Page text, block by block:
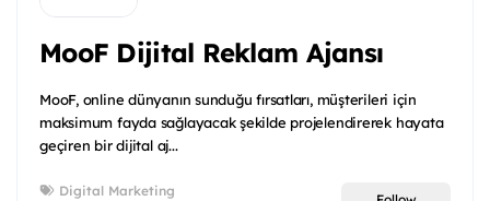
MooF Dijital Reklam Ajansı
MooF, online dünyanın sunduğu fırsatları, müşterileri için
maksimum fayda sağlayacak şekilde projelendirerek hayata
geçiren bir dijital aj...
Digital Marketing